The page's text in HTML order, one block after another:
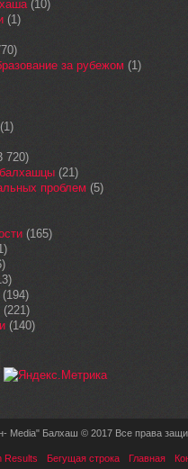
(10)
(1)
за рубежом (1)
(1)
720)
(21)
проблем (5)
(165)
(194)
(221)
(140)
Media" Балхаш © 2017 Все права
Results Бегущая строка Главная